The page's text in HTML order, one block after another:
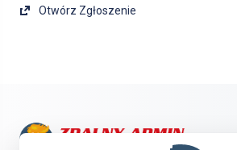
Otwórz Zgłoszenie